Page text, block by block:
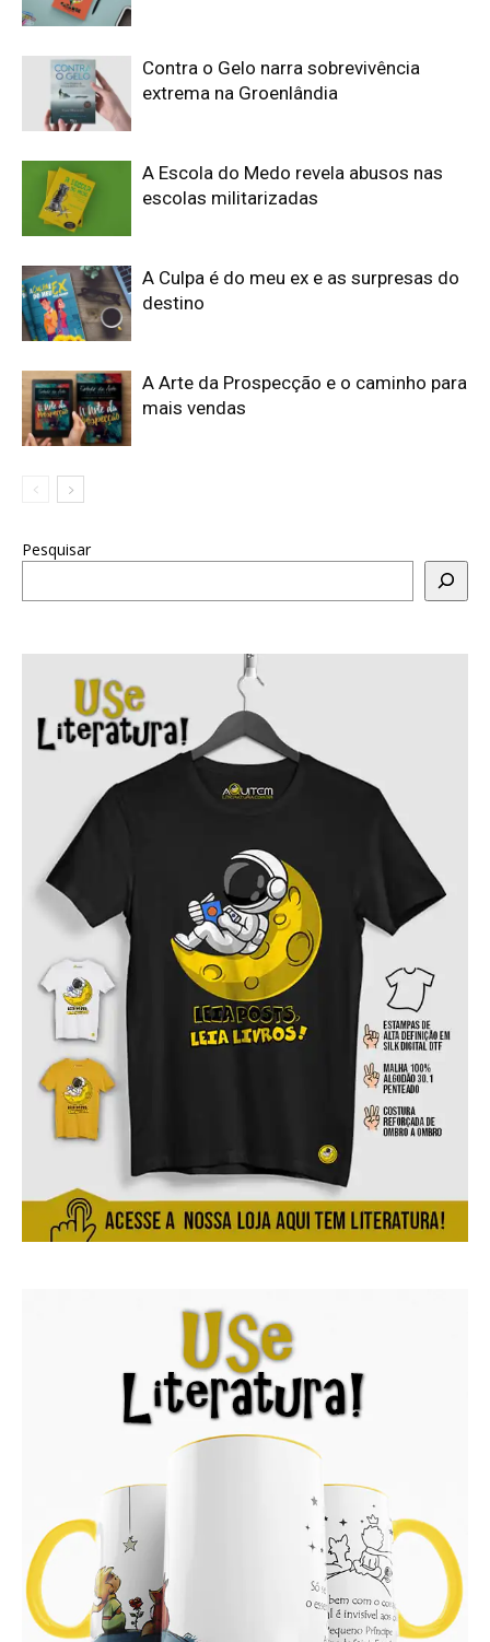
Contra o Gelo narra sobrevivência
extrema na Groenlândia
A Escola do Medo revela abusos nas
escolas militarizadas
A Culpa é do meu ex e as surpresas do
destino
A Arte da Prospecção e o caminho para
mais vendas
Pesquisar